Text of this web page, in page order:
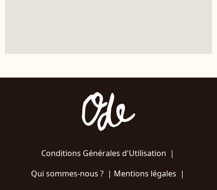
Conditions Générales d'Utilisation |
Qui sommes-nous ?| Mentions légales |